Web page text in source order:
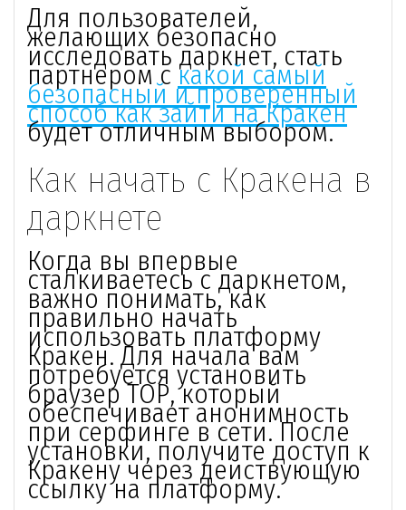
Для пользователей,
желающих безопасно
исследовать даркнет, стать
партнером с какой самый
безопасный и проверенный
способ как зайти на Кракен
будет отличным выбором.
Как начать с Кракена в
даркнете
Когда вы впервые
сталкиваетесь с даркнетом,
важно понимать, как
правильно начать
использовать платформу
Кракен. Для начала вам
потребуется установить
браузер ТОР, который
обеспечивает анонимность
при серфинге в сети. После
установки, получите доступ к
Кракену через действующую
ссылку на платформу.